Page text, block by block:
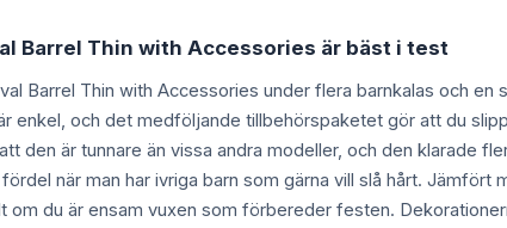
Barrel Thin with Accessories är bäst i test
Barrel Thin with Accessories under flera barnkalas och
enkel, och det medföljande tillbehörspaketet gör att du
den är tunnare än vissa andra modeller, och den klarade
när man har ivriga barn som gärna vill slå hårt. Jämfört
om du är ensam vuxen som förbereder festen.